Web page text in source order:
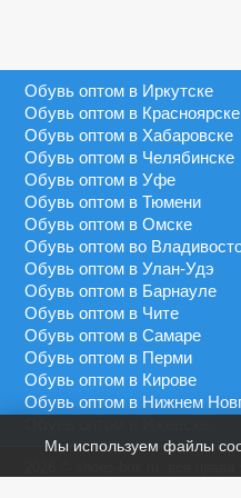
MEIGIANNAS
MEKO MELO
MIMOER
MOLO
MOMOTARI
NASIMUDA
NICOLETTA
OLADI
PALIAMENT
QIYA
S&L
SAIJUN
41 - 45
41 - 46
45 - 50
46 - 48
46 - 49
46 - 50
Синий
Сиреневый
Темно-синий
Фиолетовый
Черный
Обувь оптом в Иркутске
Обувь оптом в Красноярске
Обувь оптом в Хабаровске
Обувь оптом в Челябинске
Обувь оптом в Уфе
Обувь оптом в Тюмени
Обувь оптом в Омске
Обувь оптом во
Обувь оптом в Улан-Удэ
Обувь оптом в Барнауле
Обувь оптом в Чите
Обувь оптом в Самаре
Обувь оптом в Перми
Обувь оптом в Кирове
Обувь оптом в Нижнем
Мы используем файлы